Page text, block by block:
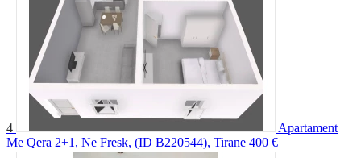
4
Apartament
Me Qera 2+1, Ne Fresk, (ID B220544), Tirane 400 €